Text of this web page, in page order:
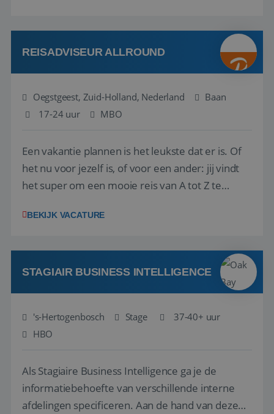
Attractive remuneration, discre...
REISADVISEUR ALLROUND
Oegstgeest, Zuid-Holland, Nederland
Baan
17-24 uur
MBO
Een vakantie plannen is het leukste dat er is. Of
het nu voor jezelf is, of voor een ander: jij vindt
het super om een mooie reis van A tot Z te
vakantiegangers de meest prachtige plekjes op
werken: of het nu gaat om vragen ...
BEKIJK VACATURE
STAGIAIR BUSINESS INTELLIGENCE
's-Hertogenbosch Stage
37-40+ uur
HBO
Als Stagiaire Business Intelligence ga je de
informatiebehoefte van verschillende interne
afdelingen specificeren. Aan de hand van deze